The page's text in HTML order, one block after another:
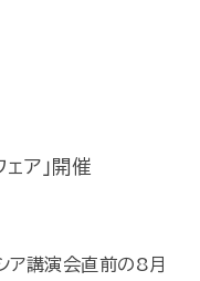
ア」開催
ア講演会直前の8月